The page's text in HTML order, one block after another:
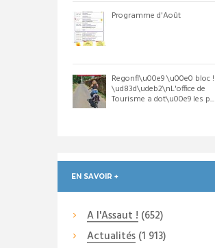
Programme d'Août
Regonfl\u00e9 \u00e0 bloc !
\ud83d\udeb2\nL'office de
Tourisme a dot\u00e9 les p...
EN SAVOIR +
A l'Assaut ! (652)
Actualités(1 913)